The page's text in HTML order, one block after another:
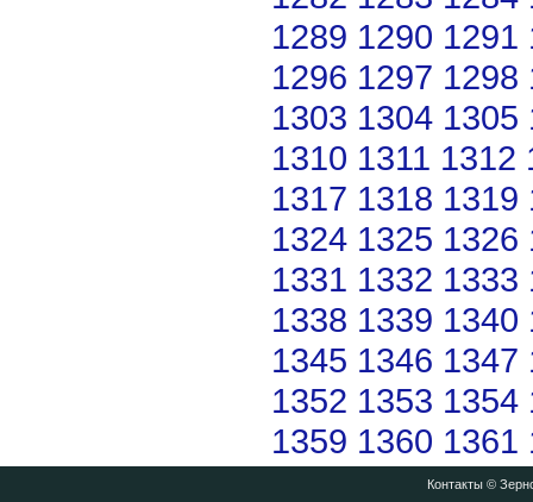
1289 1290 1291
1296 1297 1298
1303 1304 1305
1310 1311 1312
1317 1318 1319
1324 1325 1326
1331 1332 1333
1338 1339 1340
1345 1346 1347
1352 1353 1354
1359 1360 1361
Контакты©